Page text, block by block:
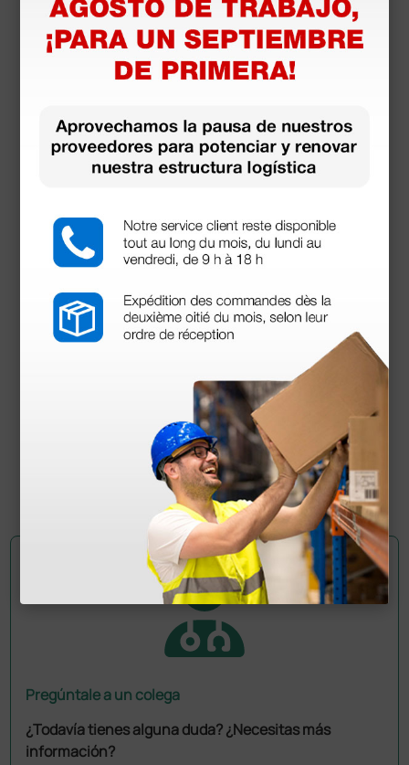
250 uds.
Productos similares
Vídeo Otoscopio Dino-Lite EarScope Basic
1 ud.
Pregúntale a un colega
¿Todavía tienes alguna duda? ¿Necesitas más
información?